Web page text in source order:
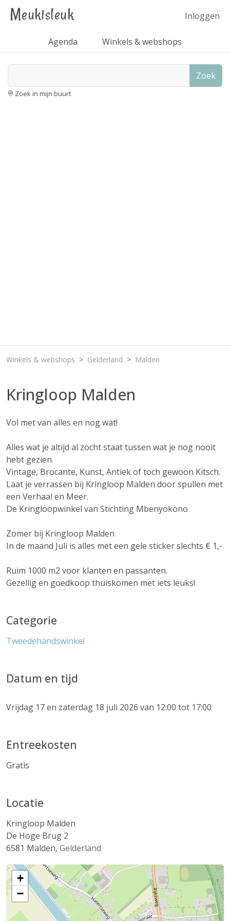
Meukisleuk Inloggen
Agenda Winkels & webshops
Zoek
Zoek in mijn buurt
Winkels & webshops Gelderland Malden
Kringloop Malden
Vol met van alles en nog wat!
Alles wat je altijd al zocht staat tussen wat je nog nooit
hebt gezien.
Vintage, Brocante, Kunst, Antiek of toch gewoon Kitsch.
Laat je verrassen bij Kringloop Malden door spullen met
een Verhaal en Meer.
De Kringloopwinkel van Stichting Mbenyokono
Zomer bij Kringloop Malden
In de maand Juli is alles met een gele sticker slechts € 1,-
Ruim 1000 m2 voor klanten en passanten.
Gezellig en goedkoop thuiskomen met iets leuks!
Categorie
Tweedehandswinkel
Datum en tijd
Vrijdag 17 en zaterdag 18 juli 2026 van 12:00 tot 17:00
Entreekosten
Gratis
Locatie
Kringloop Malden
De Hoge Brug 2
6581 Malden, Gelderland
+
−